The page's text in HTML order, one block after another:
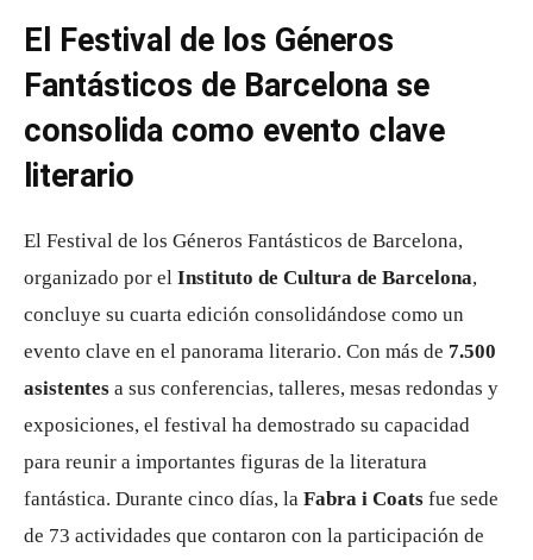
El Festival de los Géneros
Fantásticos de Barcelona se
consolida como evento clave
literario
El Festival de los Géneros Fantásticos de Barcelona,
organizado por el Instituto de Cultura de Barcelona,
concluye su cuarta edición consolidándose como un
evento clave en el panorama literario. Con más de 7.500
asistentes a sus conferencias, talleres, mesas redondas y
exposiciones, el festival ha demostrado su capacidad
para reunir a importantes figuras de la literatura
fantástica. Durante cinco días, la Fabra i Coats fue sede
de 73 actividades que contaron con la participación de